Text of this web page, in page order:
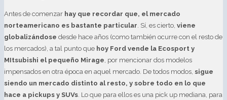
Antes de comenzar hay que recordar que, el mercado
norteamericano es bastante particular . Sí, es cierto, viene
globalizándose desde hace años (como también ocurre con el resto de
los mercados), a tal punto que hoy Ford vende la Ecosport y
MItsubishi el pequeño Mirage , por mencionar dos modelos
impensados en otra época en aquel mercado. De todos modos, sigue
siendo un mercado distinto al resto, y sobre todo en lo que
hace a pickups y SUVs . Lo que para ellos es una pick up mediana, para